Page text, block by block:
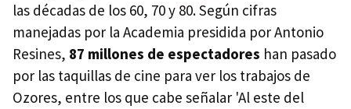
las décadas de los 60, 70 y 80. Según cifras
manejadas por la Academia presidida por Antonio
Resines, 87 millones de espectadores han pasado
por las taquillas de cine para ver los trabajos de
Ozores, entre los que cabe señalar 'Al este del